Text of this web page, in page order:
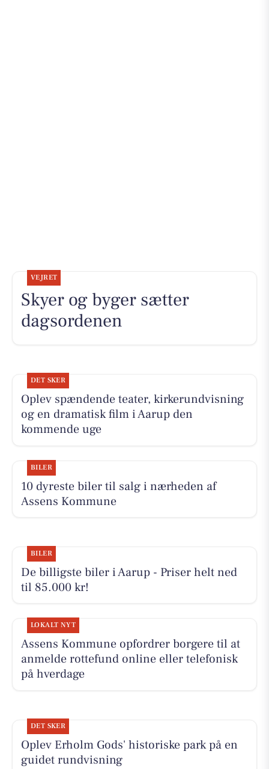
VEJRET
Skyer og byger sætter
dagsordenen
DET SKER
Oplev spændende teater, kirkerundvisning
og en dramatisk film i Aarup den
kommende uge
BILER
10 dyreste biler til salg i nærheden af
Assens Kommune
BILER
De billigste biler i Aarup - Priser helt ned
til 85.000 kr!
LOKALT NYT
Assens Kommune opfordrer borgere til at
anmelde rottefund online eller telefonisk
på hverdage
DET SKER
Oplev Erholm Gods' historiske park på en
guidet rundvisning